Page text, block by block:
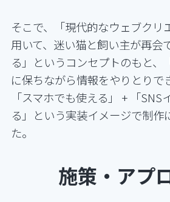
そこで、「現代的なウェブクリ
用いて、迷い猫と飼い主が再会
る」というコンセプトのもと、
に保ちながら情報をやりとりで
「スマホでも使える」 + 「
る」という実装イメージで制作
た。
施策・アプ